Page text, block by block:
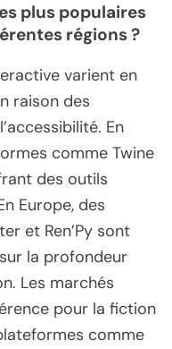
plus populaires
régions ?
varient en
raison des
En
comme Twine
des outils
Europe, des
et Ren’Py sont
la profondeur
Les marchés
pour la fiction
comme